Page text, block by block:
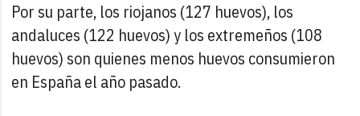
Por su parte, los riojanos (127 huevos), los
andaluces (122 huevos) y los extremeños (108
huevos) son quienes menos huevos consumieron
en España el año pasado.